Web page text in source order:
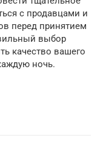
с продавцами и
перед принятием
выбор
качество вашего
ночь.